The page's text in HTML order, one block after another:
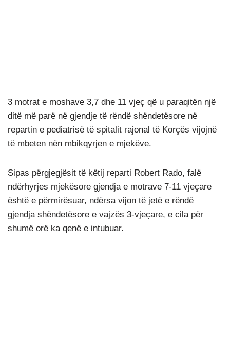
3 motrat e moshave 3,7 dhe 11 vjeç që u paraqitën një
ditë më parë në gjendje të rëndë shëndetësore në
repartin e pediatrisë të spitalit rajonal të Korçës vijojnë
të mbeten nën mbikqyrjen e mjekëve.
Sipas përgjegjësit të këtij reparti Robert Rado, falë
ndërhyrjes mjekësore gjendja e motrave 7-11 vjeçare
është e përmirësuar, ndërsa vijon të jetë e rëndë
gjendja shëndetësore e vajzës 3-vjeçare, e cila për
shumë orë ka qenë e intubuar.